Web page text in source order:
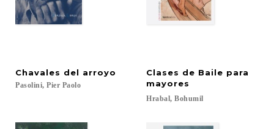
Chavales del arroyo
Pasolini, Pier Paolo
Clases de Baile para
mayores
Hrabal, Bohumil